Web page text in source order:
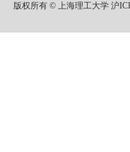
版权所有 © 上海理工大学 沪